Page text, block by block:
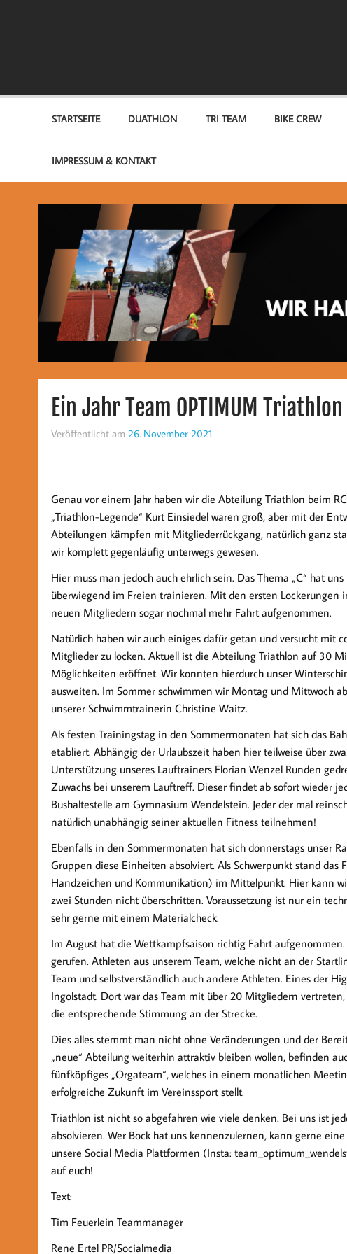
STARTSEITE DUATHLON TRI TEAM BIKE CREW
IMPRESSUM & KONTAKT
Ein Jahr Team OPTIMUM
Veröffentlicht am 26. November 2021
Genau vor einem Jahr haben wir die Abteilung Triathlon beim
„Triathlon-Legende“ Kurt Einsiedel waren groß, aber mit der
Abteilungen kämpfen mit Mitgliederrückgang, natürlich ganz
wir komplett gegenläufig unterwegs gewesen.
Hier muss man jedoch auch ehrlich sein. Das Thema „C“ hat
überwiegend im Freien trainieren. Mit den ersten Lockerungen
neuen Mitgliedern sogar nochmal mehr Fahrt aufgenommen.
Natürlich haben wir auch einiges dafür getan und versucht mit
Mitglieder zu locken. Aktuell ist die Abteilung Triathlon auf 30
Möglichkeiten eröffnet. Wir konnten hierdurch unser
ausweiten. Im Sommer schwimmen wir Montag und Mittwoch
unserer Schwimmtrainerin Christine Waitz.
Als festen Trainingstag in den Sommermonaten hat sich das
etabliert. Abhängig der Urlaubszeit haben hier teilweise über
Unterstützung unseres Lauftrainers Florian Wenzel Runden
Zuwachs bei unserem Lauftreff. Dieser findet ab sofort wieder
Bushaltestelle am Gymnasium Wendelstein. Jeder der mal
natürlich unabhängig seiner aktuellen Fitness teilnehmen!
Ebenfalls in den Sommermonaten hat sich donnerstags unser
Gruppen diese Einheiten absolviert. Als Schwerpunkt stand das
Handzeichen und Kommunikation) im Mittelpunkt. Hier kann
zwei Stunden nicht überschritten. Voraussetzung ist nur ein
sehr gerne mit einem Materialcheck.
Im August hat die Wettkampfsaison richtig Fahrt
gerufen. Athleten aus unserem Team, welche nicht an der
Team und selbstverständlich auch andere Athleten. Eines der
Ingolstadt. Dort war das Team mit über 20 Mitgliedern
die entsprechende Stimmung an der Strecke.
Dies alles stemmt man nicht ohne Veränderungen und der
„neue“ Abteilung weiterhin attraktiv bleiben wollen, befinden
fünfköpfiges „Orgateam“, welches in einem monatlichen
erfolgreiche Zukunft im Vereinssport stellt.
Triathlon ist nicht so abgefahren wie viele denken. Bei uns ist
absolvieren. Wer Bock hat uns kennenzulernen, kann gerne
unsere Social Media Plattformen (Insta:
auf euch!
Text:
Tim Feuerlein Teammanager
Rene Ertel PR/Socialmedia